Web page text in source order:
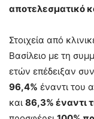
αποτελεσματικό
Στοιχεία από
Βασίλειο με τη
ετών επέδειξαν
96,4% έναντι του
και 86,3% έναντι